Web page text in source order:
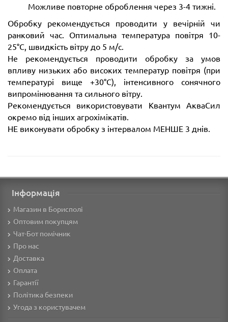
Можливе повторне оброблення через 3-4 тижні.
Обробку рекомендується проводити у вечірній чи
ранковий час. Оптимальна температура повітря 10-
25°С, швидкість вітру до 5 м/с.
Не рекомендується проводити обробку за умов
впливу низьких або високих температур повітря (при
температурі вище +30°С), інтенсивного сонячного
випромінювання та сильного вітру.
Рекомендується використовувати Квантум АкваСил
окремо від інших агрохімікатів.
НЕ виконувати обробку з інтервалом МЕНШЕ 3 днів.
Інформація
Магазин в Борисполі
Оптовим покупцям
Чат-Бот помічник
Про нас
Доставка
Оплата
Гарантії
Політика безпеки
Угода з користувачем